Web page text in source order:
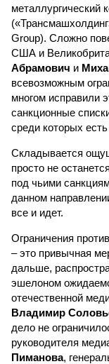
металлургический
Group). Сложно
США и
Абрамович и
всевозможным
многом исправили
санкционные
среди которых
Складывается
просто не
под чьими
данном
все и идет.
Ограничения
– это привычная
дальше,
эшелоном
отечественной
Владимир
дело не
руководителя
Пиманова,